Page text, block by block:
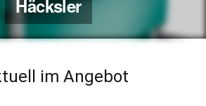
Häcksler
im Angebot